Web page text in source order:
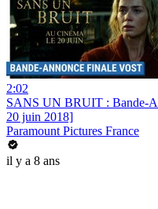
2:02
SANS UN BRUIT : Bande-
20 juin 2018]
Paramount Pictures France
il y a 8 ans